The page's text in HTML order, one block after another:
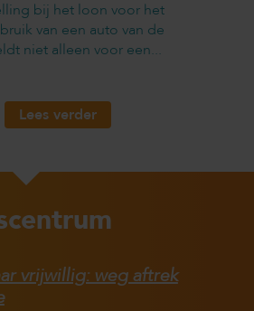
bij het loon voor het
van een auto van de
niet alleen voor een...
Lees verder
vrijwillig: weg aftrek